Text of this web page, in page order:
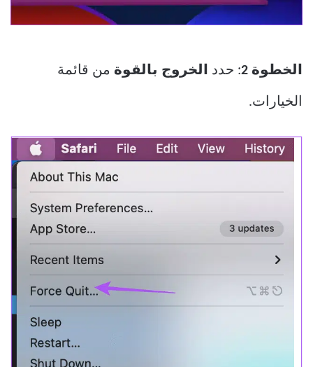
الخطوة 2 : حدد الخروج بالقوة من قائمة
الخيارات.